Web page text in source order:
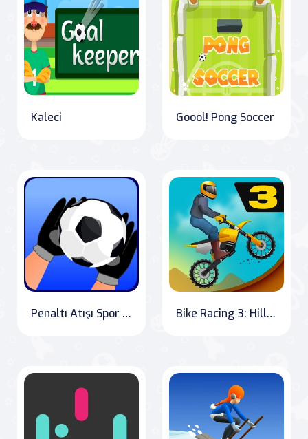
Kaleci Goool! Pong Soccer
Penaltı Atışı Spor Oyunu Bike Racing 3: Hill Climb Havoc